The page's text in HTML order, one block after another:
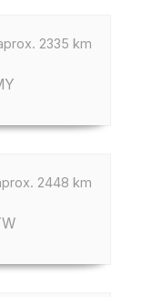
2335 km
2448 km